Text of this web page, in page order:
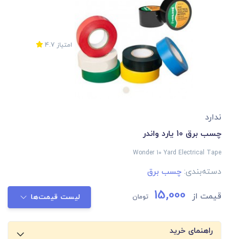
امتیاز 4.7
ندارد
چسب برق 10 یارد واندر
Wonder 10 Yard Electrical Tape
دسته‌بندی: چسب برق
قیمت از 15,000 تومان لیست قیمت‌ها
راهنمای خرید